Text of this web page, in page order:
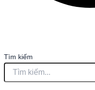
Tìm kiếm